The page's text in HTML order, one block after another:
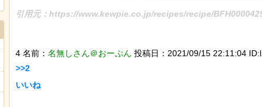
引用元：https://www.kewpie.co.jp/recipes/recipe/
4 名前： 名無しさん＠おーぷん 投稿日：2021/09/15 22:11:04
>>2
いいね